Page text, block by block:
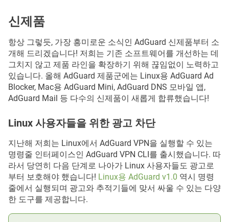
신제품
항상 그렇듯, 가장 흥미로운 소식인 AdGuard 신제품부터 소
개해 드리겠습니다! 저희는 기존 소프트웨어를 개선하는 데
그치지 않고 제품 라인을 확장하기 위해 끊임없이 노력하고
있습니다. 올해 AdGuard 제품군에는 Linux용 AdGuard Ad
Blocker, Mac용 AdGuard Mini, AdGuard DNS 모바일 앱,
AdGuard Mail 등 다수의 신제품이 새롭게 합류했습니다!
Linux 사용자들을 위한 광고 차단
지난해 저희는 Linux에서 AdGuard VPN을 실행할 수 있는
명령줄 인터페이스인 AdGuard VPN CLI를 출시했습니다. 따
라서 당연히 다음 단계로 나아가 Linux 사용자들도 광고로
부터 보호해야 했습니다! Linux용 AdGuard v1.0 역시 명령
줄에서 실행되며 광고와 추적기들에 맞서 싸울 수 있는 다양
한 도구를 제공합니다.